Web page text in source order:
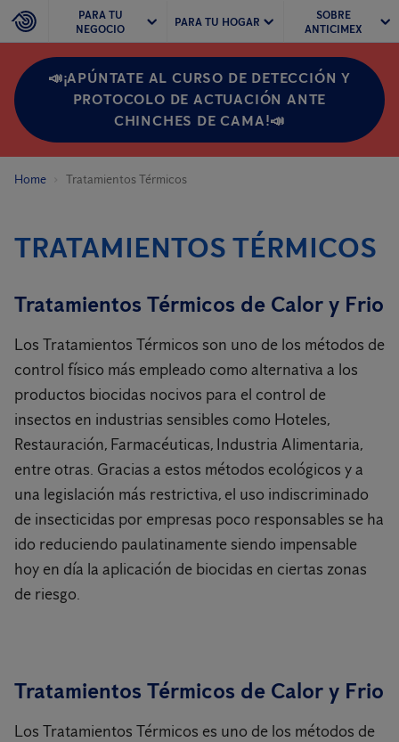
PARA TU
NEGOCIO
PARA TU HOGAR
SOBRE
ANTICIMEX
📣¡APÚNTATE AL CURSO DE DETECCIÓN Y
PROTOCOLO DE ACTUACIÓN ANTE
CHINCHES DE CAMA!📣
Home Tratamientos Térmicos
TRATAMIENTOS TÉRMICOS
Tratamientos Térmicos de Calor y Frio
Los Tratamientos Térmicos son uno de los métodos de
control físico más empleado como alternativa a los
productos biocidas nocivos para el control de
insectos en industrias sensibles como Hoteles,
Restauración, Farmacéuticas, Industria Alimentaria,
entre otras. Gracias a estos métodos ecológicos y a
una legislación más restrictiva, el uso indiscriminado
de insecticidas por empresas poco responsables se ha
ido reduciendo paulatinamente siendo impensable
hoy en día la aplicación de biocidas en ciertas zonas
de riesgo.
Tratamientos Térmicos de Calor y Frio
Los Tratamientos Térmicos es uno de los métodos de